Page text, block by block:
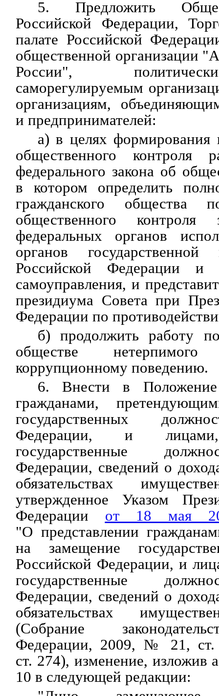
5. Предложить
Российской Федерации,
палате Российской
общественной организации
России",
саморегулируемым
организациям,
и предпринимателей:
а) в целях формирования
общественного контроля
федерального закона об
в котором определить
гражданского общества
общественного контроля
федеральных органов
органов государственной
Российской Федерации и
самоуправления, и
президиума Совета при
Федерации по
б) продолжить работу
обществе
коррупционному поведению.
6. Внести в Положение
гражданами,
государственных
Федерации, и
государственные
Федерации, сведений о
обязательствах
утвержденное Указом
Федерации от 18 мая
"О представлении
на замещение
Российской Федерации, и
государственные
Федерации, сведений о
обязательствах
(Собрание
Федерации, 2009, № 21,
ст. 274), изменение, изложив
10 в следующей редакции: